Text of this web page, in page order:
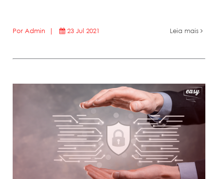
Por Admin | 23 Jul 2021 Leia mais